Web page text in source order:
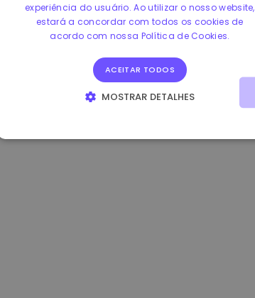
0.865673 € -0.10% 3.4B €
experiência do usuário. Ao utilizar o nosso website,
estará a concordar com todos os cookies de
acordo com nossa Política de Cookies.
ACEITAR TODOS
MOSTRAR DETALHES